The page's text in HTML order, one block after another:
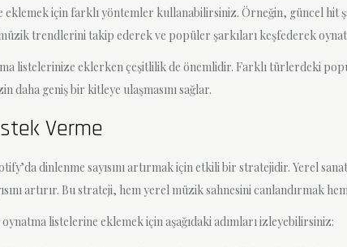
için farklı yöntemler kullanabilirsiniz. Örneğin, güncel hit
trendlerini takip ederek ve popüler şarkıları keşfederek
listelerinize eklerken çeşitlilik de önemlidir. Farklı türlerdeki
daha geniş bir kitleye ulaşmasını sağlar.
Verme
dinlenme sayısını artırmak için etkili bir stratejidir. Yerel
artırır. Bu strateji, hem yerel müzik sahnesini canlandırmak
listelerine eklemek için aşağıdaki adımları izleyebilirsiniz: